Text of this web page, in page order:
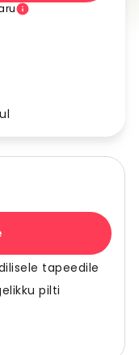
tapeedile
pilti